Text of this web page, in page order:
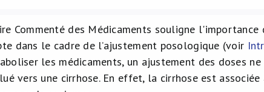
Commenté des Médicaments souligne
dans le cadre de l’ajustement posologique (voir
les médicaments, un ajustement des doses
vers une cirrhose. En effet, la cirrhose est